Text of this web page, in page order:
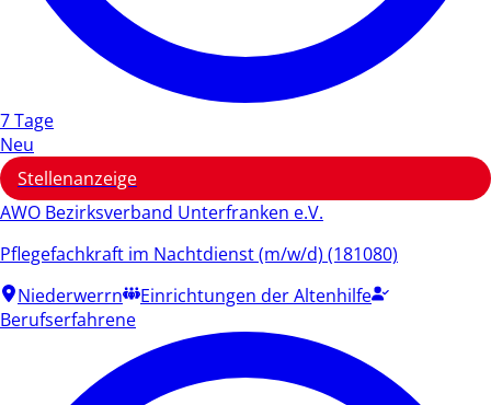
7 Tage
Neu
Stellenanzeige
AWO Bezirksverband Unterfranken e.V.
Pflegefachkraft im Nachtdienst (m/w/d) (181080)
Niederwerrn
Einrichtungen der Altenhilfe
Berufserfahrene